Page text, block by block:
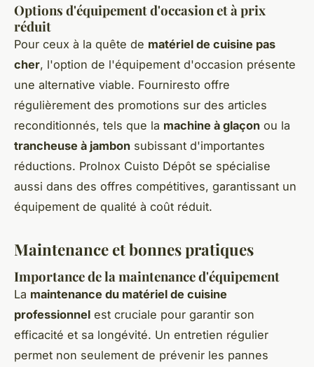
Options d'équipement d'occasion et à prix
réduit
Pour ceux à la quête de matériel de cuisine pas
cher, l'option de l'équipement d'occasion présente
une alternative viable. Fourniresto offre
régulièrement des promotions sur des articles
reconditionnés, tels que la machine à glaçon ou la
trancheuse à jambon subissant d'importantes
réductions. ProInox Cuisto Dépôt se spécialise
aussi dans des offres compétitives, garantissant un
équipement de qualité à coût réduit.
Maintenance et bonnes pratiques
Importance de la maintenance d'équipement
La maintenance du matériel de cuisine
professionnel est cruciale pour garantir son
efficacité et sa longévité. Un entretien régulier
permet non seulement de prévenir les pannes